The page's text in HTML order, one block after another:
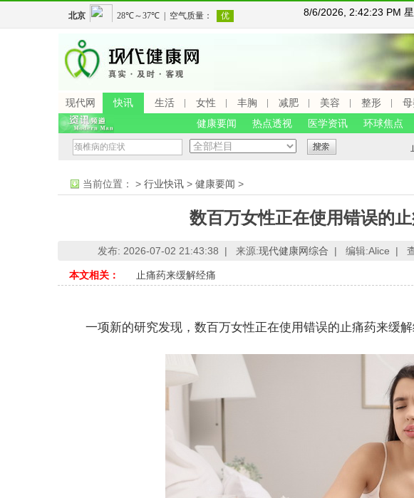
8/6/2026, 2:42:24 PM
现代网 快讯 生活 女性 丰胸 减肥 美容 整形
健康要闻
热点透视 医学资讯 环球焦点
当前位置： > 行业快讯 > 健康要闻 >
数百万女性正在使用错误的
发布: 2026-07-02 21:43:38 | 来源:现代健康网综合 | 编辑:Alice |
本文相关： 止痛药来缓解经痛
一项新的研究发现，数百万女性正在使用错误的止痛药来缓解